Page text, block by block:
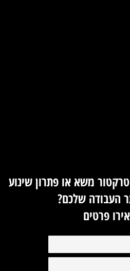
משא או פתרון שינוע
העבודה שלכם?
פרטים